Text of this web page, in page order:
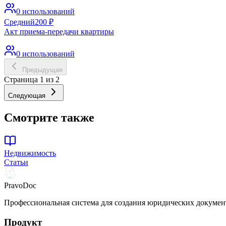
0 использований
Средний200 ₽
Акт приема-передачи квартиры
0 использований
Предыдущая
Страница 1 из 2
Следующая
Смотрите также
Недвижимость
Статьи
PravoDoc
Профессиональная система для создания юридических
Продукт